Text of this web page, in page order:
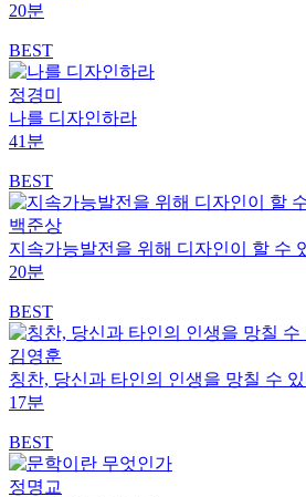
20분
BEST
정경미
나를 디자인하라
41분
BEST
백준상
지속가능발전을 위해 디자인이 할 수
20분
BEST
김영훈
칭찬, 당신과 타인의 인생을 망칠 수
17분
BEST
정명교